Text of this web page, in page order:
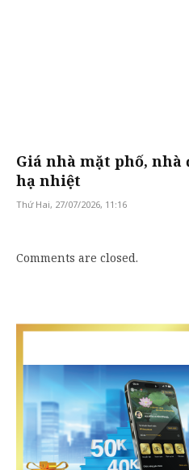
Giá nhà mặt phố,
hạ nhiệt
Thứ Hai, 27/07/2026, 11:16
Comments are closed.